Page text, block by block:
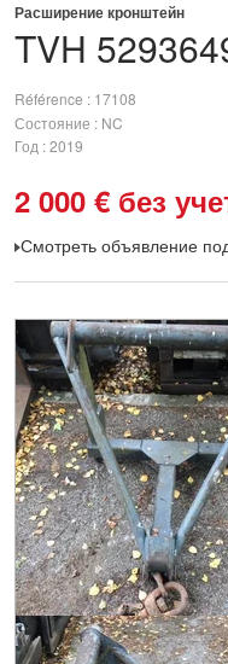
TVH
Расширение кронштейн
Référence
17108
Состояние
NC
Год 2019
2 000 € без
Смотреть объявление